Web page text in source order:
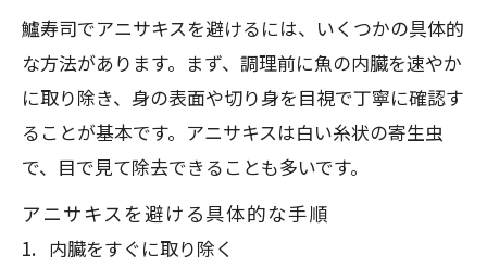
鱸寿司でアニサキスを避けるには、いくつかの具体的
な方法があります。まず、調理前に魚の内臓を速やか
に取り除き、身の表面や切り身を目視で丁寧に確認す
ることが基本です。アニサキスは白い糸状の寄生虫
で、目で見て除去できることも多いです。
アニサキスを避ける具体的な手順
内臓をすぐに取り除く